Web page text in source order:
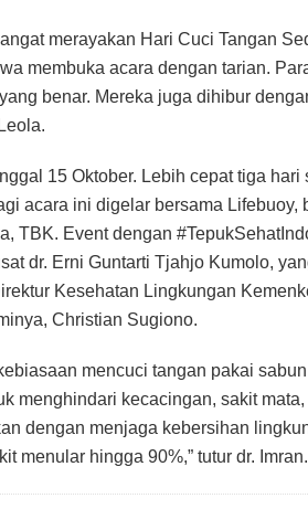
merayakan Hari Cuci Tangan
membuka acara dengan tarian.
benar. Mereka juga dihibur
15 Oktober. Lebih cepat tiga hari
acara ini digelar bersama Lifebuoy,
TBK. Event dengan
dr. Erni Guntarti Tjahjo Kumolo,
Kesehatan Lingkungan
Christian Sugiono.
mencuci tangan pakai
menghindari kecacingan, sakit
dengan menjaga kebersihan
menular hingga 90%,” tutur dr. Imran.